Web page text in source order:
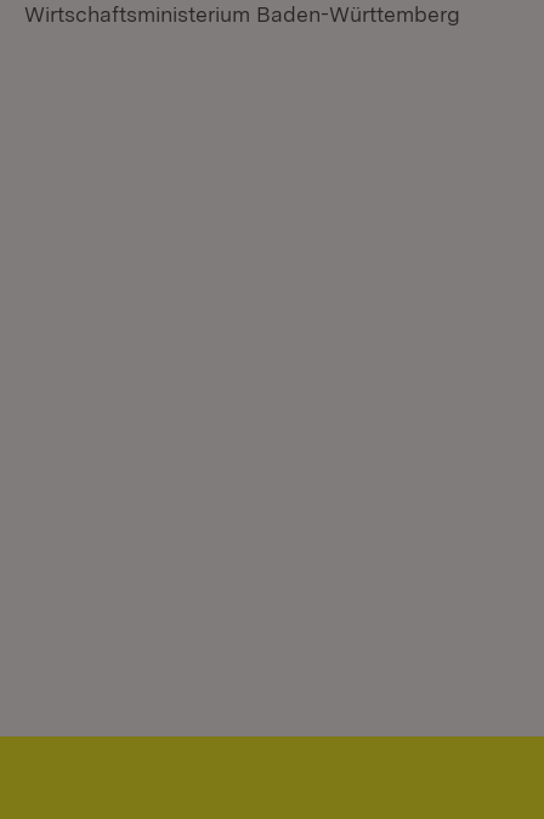
Wirtschaftsministerium Baden-Württemberg